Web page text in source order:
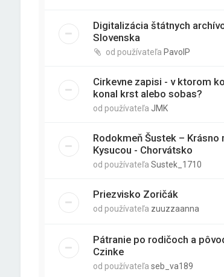
Digitalizácia štátnych
Slovenska
od používateľa PavolP
Cirkevne zapisi - v ktorom
konal krst alebo sobas?
od používateľa JMK
Rodokmeň Šustek – Krásno
Kysucou - Chorvátsko
od používateľa Sustek_1710
Priezvisko Zoričák
od používateľa zuuzzaanna
Pátranie po rodičoch a
Czinke
od používateľa seb_va189